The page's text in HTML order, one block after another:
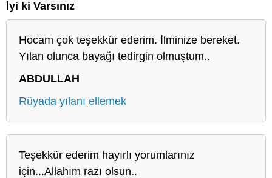
İyi ki Varsınız
Hocam çok teşekkür ederim. İlminize bereket.
Yılan olunca bayağı tedirgin olmuştum..
ABDULLAH
Rüyada yılanı ellemek
Teşekkür ederim hayırlı yorumlarınız
için...Allahım razı olsun..